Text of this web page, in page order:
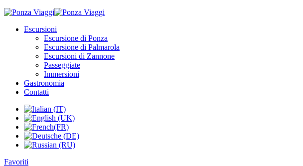
Escursioni
Escursione di Ponza
Escursione di Palmarola
Escursioni di Zannone
Passeggiate
Immersioni
Gastronomia
Contatti
Favoriti